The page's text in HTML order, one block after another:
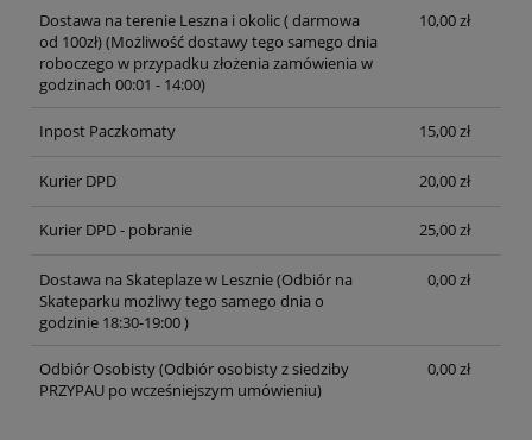
Dostawa na terenie Leszna i okolic ( darmowa
od 100zł)(Możliwość dostawy tego samego dnia
roboczego w przypadku złożenia zamówienia w
godzinach 00:01 - 14:00)
10,00 zł
Inpost Paczkomaty 15,00 zł
Kurier DPD 20,00 zł
Kurier DPD - pobranie 25,00 zł
Dostawa na Skateplaze w Lesznie(Odbiór na
Skateparku możliwy tego samego dnia o
godzinie 18:30-19:00 )
0,00 zł
Odbiór Osobisty(Odbiór osobisty z siedziby
PRZYPAU po wcześniejszym umówieniu)
0,00 zł